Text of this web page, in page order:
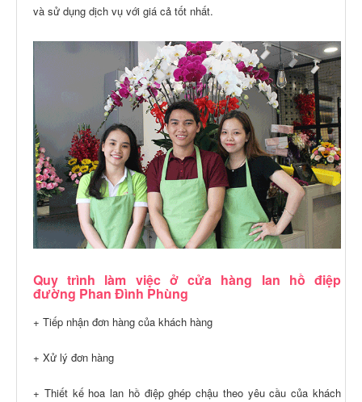
và sử dụng dịch vụ với giá cả tốt nhất.
Quy trình làm việc ở cửa hàng lan hồ điệp
đường Phan Đình Phùng
+ Tiếp nhận đơn hàng của khách hàng
+ Xử lý đơn hàng
+ Thiết kế hoa lan hồ điệp ghép chậu theo yêu cầu của khách